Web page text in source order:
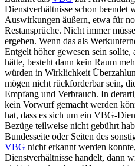
Dienstverhältnisse schon beendet
Auswirkungen äußern, etwa für
Restansprüche. Nicht immer
ergeben. Wenn das als
Entgelt höher gewesen sein sollte,
hätte, besteht dann kein Raum
würden in Wirklichkeit
mögen nicht rückforderbar sein,
Empfang und Verbrauch. In
kein Vorwurf gemacht werden
hat, dass es sich um ein VBG-
Bezüge teilweise nicht gebührt
Bundesseite oder Seiten des
VBG nicht erkannt werden
Dienstverhältnisse handelt, dann